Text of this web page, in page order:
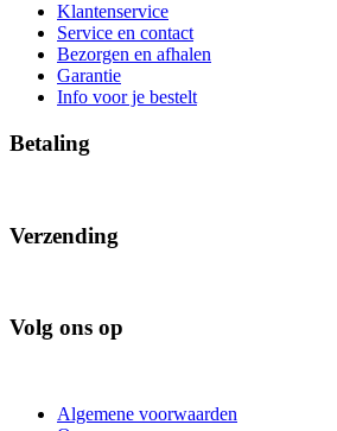
Klantenservice
Service en contact
Bezorgen en afhalen
Garantie
Info voor je bestelt
Betaling
Verzending
Volg ons op
Algemene voorwaarden